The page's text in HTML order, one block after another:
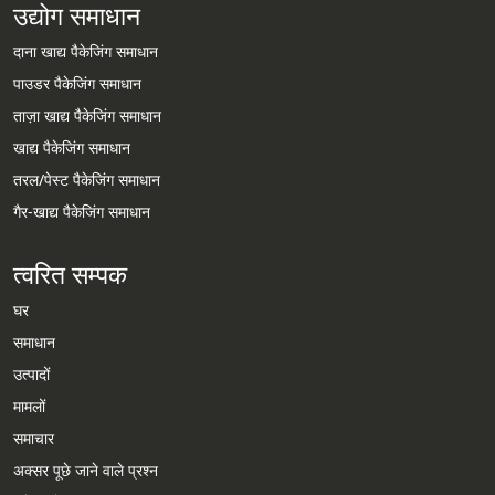
उद्योग समाधान
दाना खाद्य पैकेजिंग समाधान
पाउडर पैकेजिंग समाधान
ताज़ा खाद्य पैकेजिंग समाधान
खाद्य पैकेजिंग समाधान
तरल/पेस्ट पैकेजिंग समाधान
गैर-खाद्य पैकेजिंग समाधान
त्वरित सम्पक
घर
समाधान
उत्पादों
मामलों
समाचार
अक्सर पूछे जाने वाले प्रश्न